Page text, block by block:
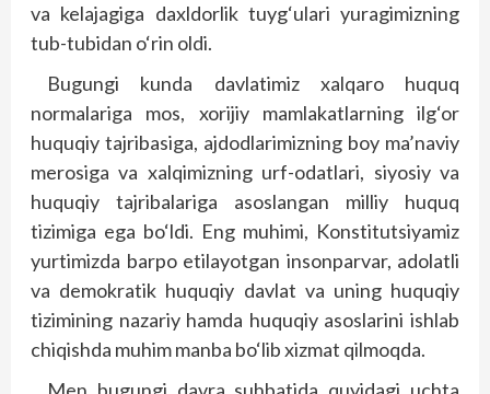
va kelajagiga daxldorlik tuyg‘ulari yuragimizning
tub-tubidan o‘rin oldi.
Bugungi kunda davlatimiz xalqaro huquq
normalariga mos, xorijiy mamlakatlarning ilg‘or
huquqiy tajribasiga, ajdodlarimizning boy ma’naviy
merosiga va xalqimizning urf-odatlari, siyosiy va
huquqiy tajribalariga asoslangan milliy huquq
tizimiga ega bo‘ldi. Eng muhimi, Konstitutsiyamiz
yurtimizda barpo etilayotgan insonparvar, adolatli
va demokratik huquqiy davlat va uning huquqiy
tizimining nazariy hamda huquqiy asoslarini ishlab
chiqishda muhim manba bo‘lib xizmat qilmoqda.